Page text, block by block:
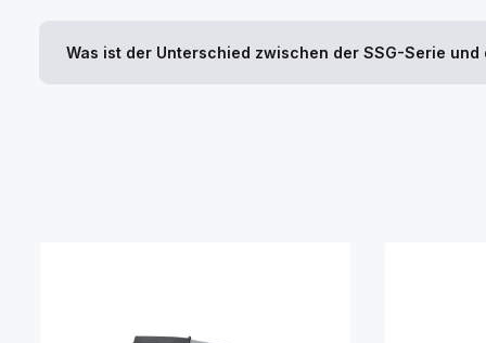
Was ist der Unterschied zwischen der SSG-Serie und